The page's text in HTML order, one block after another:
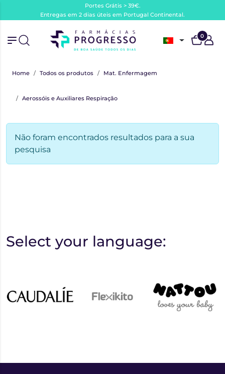
Portes Grátis > 39€.
Entregas em 2 dias úteis em Portugal Continental.
0
Home Todos os produtos Mat. Enfermagem
Aerossóis e Auxiliares Respiração
Não foram encontrados resultados para a sua
pesquisa
Select your language: